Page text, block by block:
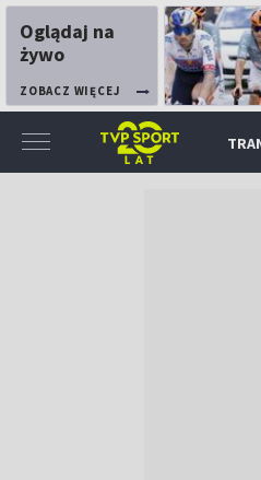
Oglądaj na
żywo
ZOBACZ WIĘCEJ